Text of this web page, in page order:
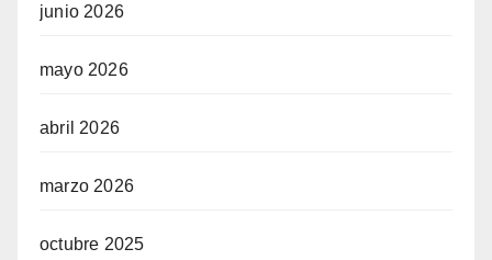
junio 2026
mayo 2026
abril 2026
marzo 2026
octubre 2025